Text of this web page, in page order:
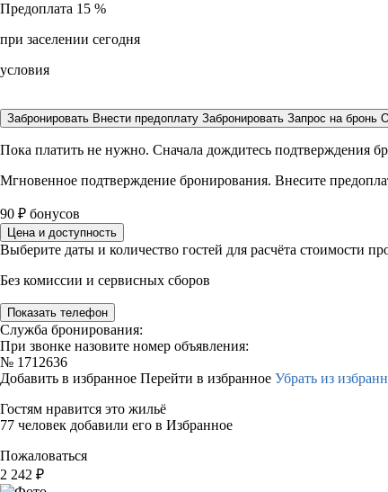
Предоплата 15 %
при заселении сегодня
условия
Забронировать Внести предоплату Забронировать Запрос на бронь
Пока платить не нужно. Сначала дождитесь подтверждения
Мгновенное подтверждение бронирования. Внесите
90 ₽ бонусов
Цена и доступность
Выберите даты и количество гостей для расчёта стоимости
Без комиссии и сервисных сборов
Показать телефон
Служба бронирования:
При звонке назовите номер объявления:
№ 1712636
Добавить в избранное Перейти в избранное Убрать из
Гостям нравится это жильё
77 человек добавили его в Избранное
Пожаловаться
2 242 ₽